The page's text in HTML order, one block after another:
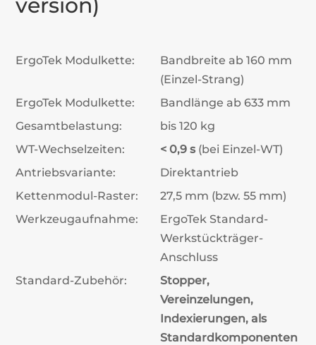
version)
ErgoTek Modulkette:
Bandbreite ab 160 mm
(Einzel-Strang)
ErgoTek Modulkette:
Bandlänge ab 633 mm
Gesamtbelastung:
bis 120 kg
WT-Wechselzeiten:
< 0,9 s (bei Einzel-WT)
Antriebsvariante:
Direktantrieb
Kettenmodul-Raster:
27,5 mm (bzw. 55 mm)
Werkzeugaufnahme:
ErgoTek Standard-
Werkstückträger-
Anschluss
Standard-Zubehör:
Stopper,
Vereinzelungen,
Indexierungen, als
Standardkomponenten